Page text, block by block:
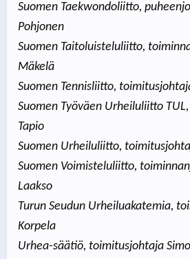
Suomen Taekwondoliitto,
Pohjonen
Suomen Taitoluisteluliitto,
Mäkelä
Suomen Tennisliitto,
Suomen Työväen Urheiluliitto
Tapio
Suomen Urheiluliitto,
Suomen Voimisteluliitto,
Laakso
Turun Seudun Urheiluakatemia,
Korpela
Urhea-säätiö, toimitusjohtaja